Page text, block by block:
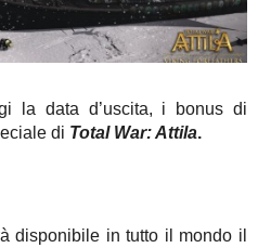
la data d’uscita, i bonus di
di Total War: Attila.
disponibile in tutto il mondo il